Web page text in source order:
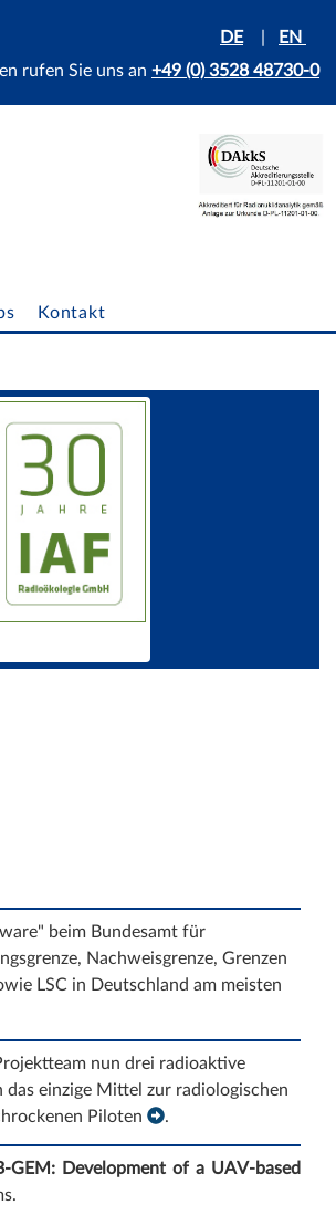
DE|
EN
rufen Sie uns an +49 (0) 3528 48730-0
Kontakt
beim Bundesamt für
Nachweisgrenze, Grenzen
LSC in Deutschland am meisten
nun drei radioaktive
das einzige Mittel zur radiologischen
Piloten
.
GEM: Development of a UAV-based